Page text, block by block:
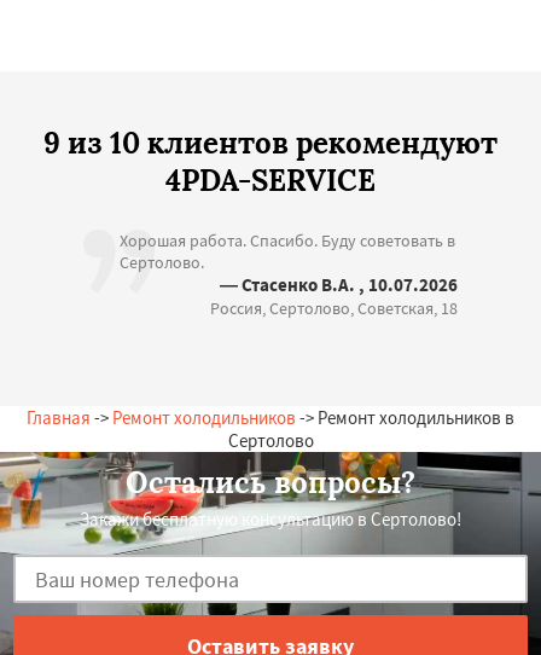
9 из 10 клиентов рекомендуют
4PDA-SERVICE
Хорошая работа. Спасибо. Буду советовать в
Сертолово.
— Стасенко В.А. , 10.07.2026
Россия, Сертолово, Советская, 18
Главная -> Ремонт холодильников -> Ремонт холодильников в
Сертолово
Остались вопросы?
Закажи бесплатную консультацию в Сертолово!